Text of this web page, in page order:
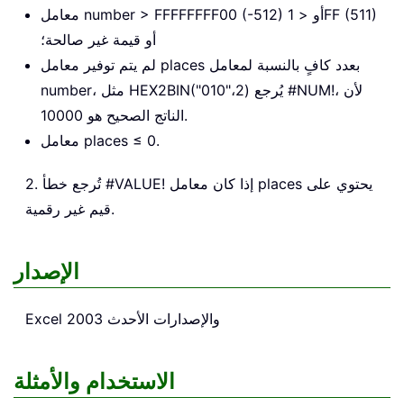
معامل number > FFFFFFFF00 (-512) أو < 1FF (511)
أو قيمة غير صالحة؛
لم يتم توفير معامل places بعدد كافٍ بالنسبة لمعامل
number، مثل HEX2BIN("010"،2) يُرجع #NUM!، لأن
الناتج الصحيح هو 10000.
معامل places ≤ 0.
2. تُرجع خطأ #VALUE! إذا كان معامل places يحتوي على
قيم غير رقمية.
الإصدار
Excel 2003 والإصدارات الأحدث
الاستخدام والأمثلة